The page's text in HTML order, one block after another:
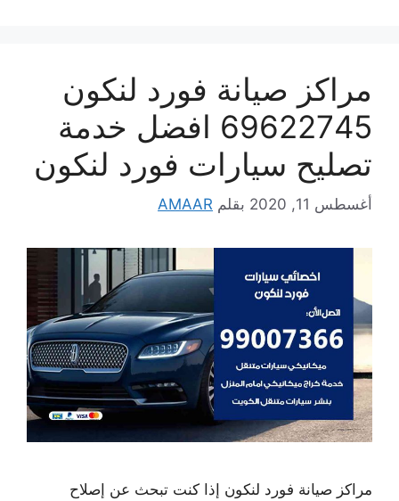
مراكز صيانة فورد لنكون
69622745 افضل خدمة
تصليح سيارات فورد لنكون
أغسطس 11, 2020 بقلم AMAAR
مراكز صيانة فورد لنكون إذا كنت تبحث عن إصلاح